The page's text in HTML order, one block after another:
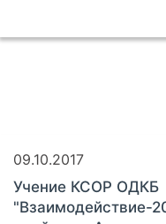
09.10.2017
Учение КСОР ОДКБ
"Взаимодействие-